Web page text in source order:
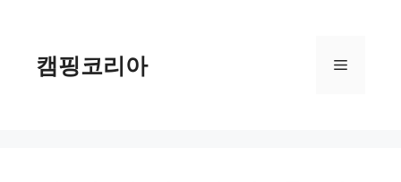
캠핑코리아 메